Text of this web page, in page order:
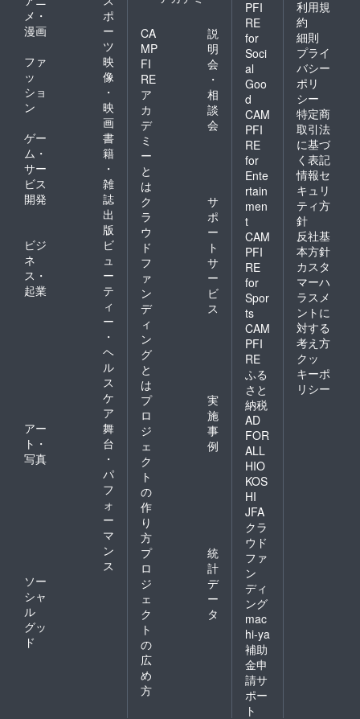
メ・
漫画
ポ
ー
ツ
ファ
ッ
ショ
ン
映
像
・
映
画
ゲー
ム・
サー
ビス
開発
書
籍
・
雑
誌
出
版
ビジ
ネ
ス・
起業
ビ
ュ
ー
テ
ィ
ー
・
ヘ
ル
ス
ケ
ア
アー
ト・
写真
舞
台
・
パ
フ
ォ
ー
マ
ン
ス
ソー
シャ
ル
グッ
ド
CA
MP
FI
RE
ア
カ
デ
ミ
ー
と
は
説
明
会
・
相
談
会
ク
ラ
ウ
ド
フ
ァ
ン
デ
ィ
ン
グ
と
は
サ
ポ
ー
ト
サ
ー
ビ
ス
プ
ロ
ジ
ェ
ク
ト
の
作
り
方
実
施
事
例
プ
ロ
ジ
ェ
ク
ト
の
広
め
方
統
計
デ
ー
タ
PFI
RE
for
Soci
al
Goo
d
CAM
PFI
RE
for
Ente
rtain
men
t
CAM
PFI
RE
for
Spor
ts
CAM
PFI
RE
ふる
さと
納税
AD
FOR
ALL
HIO
KOS
HI
JFA
クラ
ウド
ファ
ン
ディ
ング
mac
hi-ya
補助
金申
請サ
ポー
ト
利用規
約
細則
プライ
バシー
ポリ
シー
特定商
取引法
に基づ
く表記
情報セ
キュリ
ティ方
針
反社基
本方針
カスタ
マーハ
ラスメ
ントに
対する
考え方
クッ
キーポ
リシー